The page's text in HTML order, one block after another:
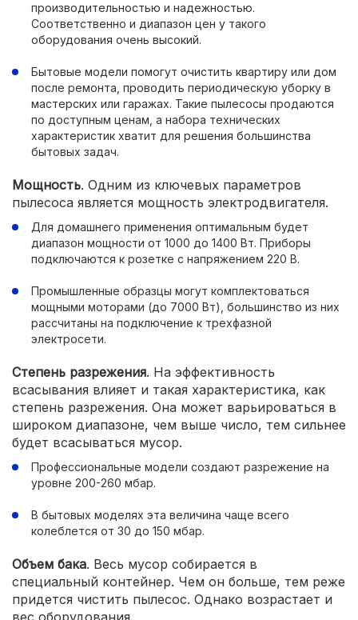
производительностью и надежностью.
Соответственно и диапазон цен у такого
оборудования очень высокий.
Бытовые модели помогут очистить квартиру или дом
после ремонта, проводить периодическую уборку в
мастерских или гаражах. Такие пылесосы продаются
по доступным ценам, а набора технических
характеристик хватит для решения большинства
бытовых задач.
Мощность. Одним из ключевых параметров
пылесоса является мощность электродвигателя.
Для домашнего применения оптимальным будет
диапазон мощности от 1000 до 1400 Вт. Приборы
подключаются к розетке с напряжением 220 В.
Промышленные образцы могут комплектоваться
мощными моторами (до 7000 Вт), большинство из них
рассчитаны на подключение к трехфазной
электросети.
Степень разрежения. На эффективность
всасывания влияет и такая характеристика, как
степень разрежения. Она может варьироваться в
широком диапазоне, чем выше число, тем сильнее
будет всасываться мусор.
Профессиональные модели создают разрежение на
уровне 200-260 мбар.
В бытовых моделях эта величина чаще всего
колеблется от 30 до 150 мбар.
Объем бака. Весь мусор собирается в
специальный контейнер. Чем он больше, тем реже
придется чистить пылесос. Однако возрастает и
вес оборудования.